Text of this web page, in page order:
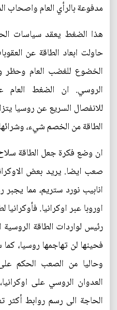
مدفوعة بالرأي العام
هذا الضغط يعقد سياسات
حاولت ابعاد الطاقة عن
الخضوع للغضب العام وحظر
الروسي. ان الضغط العام
للانفصال السريع عن روسيا
الطاقة من الخصم شيء،
ان وضع فكرة جعل الطاقة
صعب ايضا. يريد بعض
انابيب نورد ستريم، مما يجبر
اوروبا عبر اوكرانيا.
رئيس لواردات الطاقة الروسية
فحينها لن تهاجمها روسيا،
وحاليا من الصعب الحكم
العدوان الروسي على
الحاجة الى رسم روابط أكثر